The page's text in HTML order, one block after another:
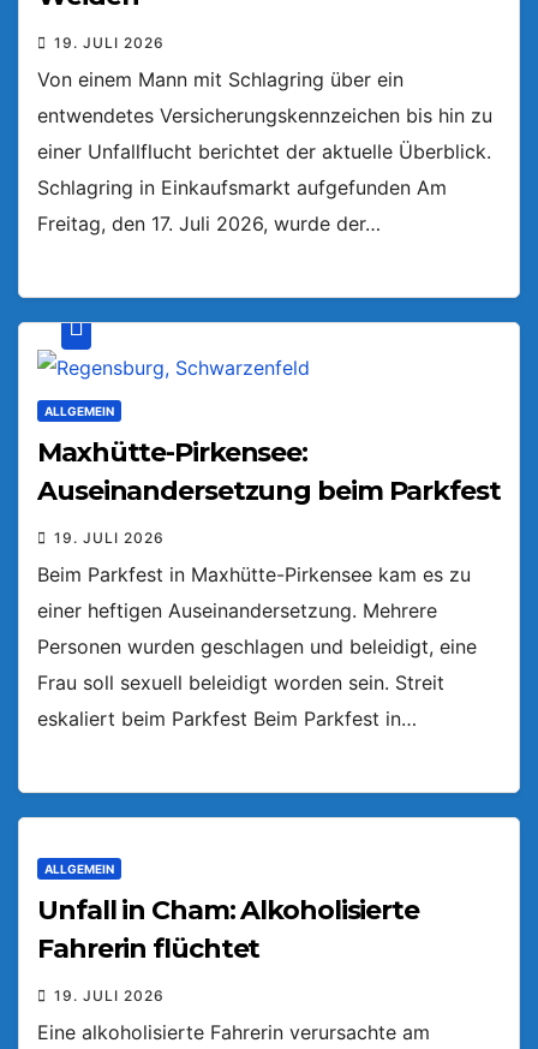
19. JULI 2026
Von einem Mann mit Schlagring über ein
entwendetes Versicherungskennzeichen bis hin zu
einer Unfallflucht berichtet der aktuelle Überblick.
Schlagring in Einkaufsmarkt aufgefunden Am
Freitag, den 17. Juli 2026, wurde der…
ALLGEMEIN
Maxhütte-Pirkensee:
Auseinandersetzung beim Parkfest
19. JULI 2026
Beim Parkfest in Maxhütte-Pirkensee kam es zu
einer heftigen Auseinandersetzung. Mehrere
Personen wurden geschlagen und beleidigt, eine
Frau soll sexuell beleidigt worden sein. Streit
eskaliert beim Parkfest Beim Parkfest in…
ALLGEMEIN
Unfall in Cham: Alkoholisierte
Fahrerin flüchtet
19. JULI 2026
Eine alkoholisierte Fahrerin verursachte am